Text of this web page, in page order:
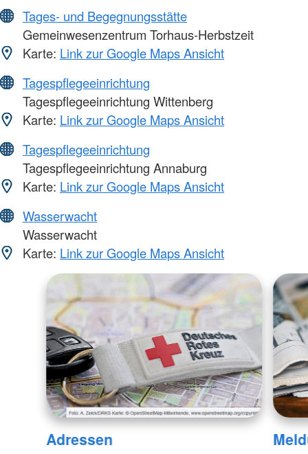
Tages- und Begegnungsstätte
Gemeinwesenzentrum Torhaus-Herbstzeit
Karte: Link zur Google Maps Ansicht
Tagespflegeeinrichtung
Tagespflegeeinrichtung Wittenberg
Karte: Link zur Google Maps Ansicht
Tagespflegeeinrichtung
Tagespflegeeinrichtung Annaburg
Karte: Link zur Google Maps Ansicht
Wasserwacht
Wasserwacht
Karte: Link zur Google Maps Ansicht
Adressen